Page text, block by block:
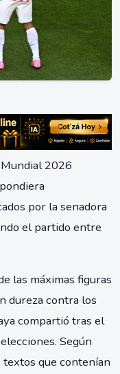
2026
por la senadora
el partido entre
las máximas figuras
dureza contra los
compartió tras el
Según
que contenían